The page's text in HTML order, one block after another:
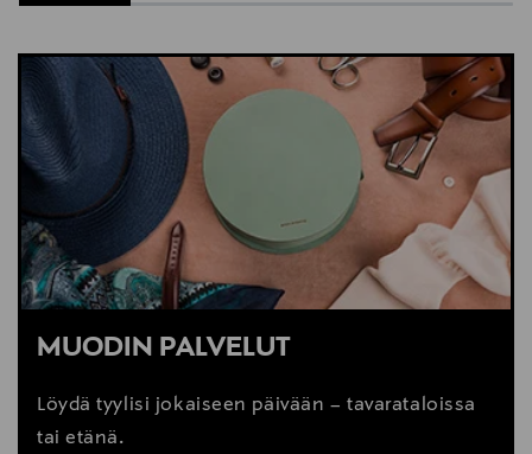
MUODIN PALVELUT
Löydä tyylisi jokaiseen päivään – tavarataloissa
tai etänä.